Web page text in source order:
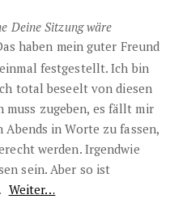
Deine Sitzung wäre
haben mein guter Freund
festgestellt. Ich bin
total beseelt von diesen
muss zugeben, es fällt mir
Abends in Worte zu fassen,
werden. Irgendwie
sein. Aber so ist
Weiter…